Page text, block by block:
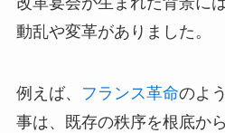
動乱や変革がありました。
例えば、 フランス革命のよ
事は、既存の秩序を根底か